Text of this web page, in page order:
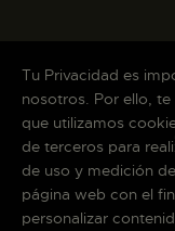
Tu Privacidad es
nosotros. Por ello,
que utilizamos
de terceros para
de uso y medición
página web con el
personalizar